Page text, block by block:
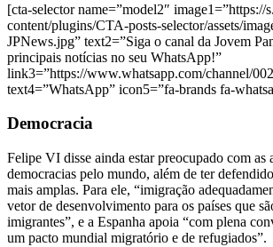
[cta-selector name=”model2″
content/plugins/CTA-posts-selector/assets/
JPNews.jpg” text2=”Siga o canal da Jovem
principais notícias no seu WhatsApp!”
link3=”https://www.whatsapp.com/channel/
text4=”WhatsApp” icon5=”fa-brands fa-
Democracia
Felipe VI disse ainda estar preocupado com as
democracias pelo mundo, além de ter
mais amplas. Para ele, “imigração
vetor de desenvolvimento para os países que
imigrantes”, e a Espanha apoia “com plena
um pacto mundial migratório e de refugiados”.